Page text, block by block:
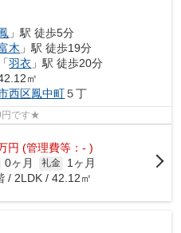
」駅 徒歩5分
木 」駅 徒歩19分
「羽衣 」駅 徒歩20分
㎡
西区鳳中町５丁
円です★
円 (管理費等：- )
0ヶ月 礼金
1ヶ月
/ 2LDK / 42.12㎡